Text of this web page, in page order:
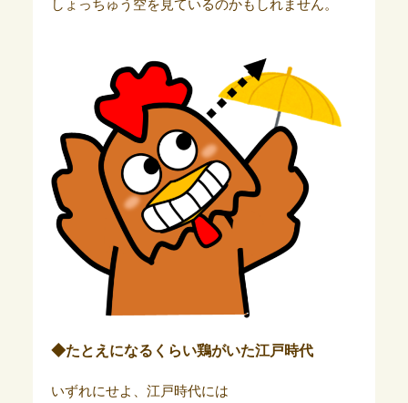
しょっちゅう空を見ているのかもしれません。
◆たとえになるくらい鶏がいた江戸時代
いずれにせよ、江戸時代には